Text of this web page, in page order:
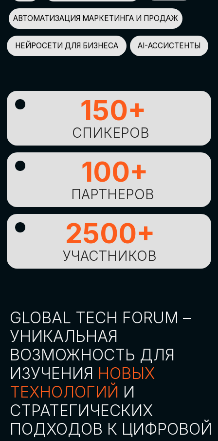
УЧАСТНИКОВ
GLOBAL TECH FORUM –
ИЗУЧЕНИЯНОВЫХ
ТЕХНОЛОГИЙИ
СТРАТЕГИЧЕСКИХ
ПОДХОДОВ К ЦИФРОВОЙ
ТРАНСФОРМАЦИИ
БИЗНЕСА
ОСТАВИТЬ
ЗАЯВКУ
АККРЕДИТАЦИЯ
СМИ
СКАЧАТЬ ПРОГРАММУ
СТАТЬ СПИКЕРОМ
Оставьте заявку, наши менеджеры
СТАТЬ УЧАСТНИКОМ